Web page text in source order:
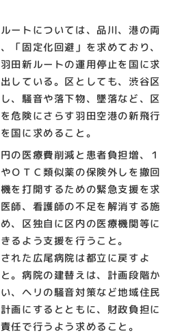
ートについては、品川、港の両
「固定化回避」を求めており、
田新ルートの運用停止を国に求
している。区としても、渋谷区
、騒音や落下物、墜落など、区
危険にさらす羽田空港の新飛行
国に求めること。
の医療費削減と患者負担増、１
ＯＴＣ類似薬の保険外しを撤回
を打開するための緊急支援を求
師、看護師の不足を解消する施
、区独自に区内の医療機関等に
るよう支援を行うこと。
れた広尾病院は都立に戻すよ
。病院の建替えは、計画段階か
、ヘリの騒音対策など地域住民
画にするとともに、財政負担に
任で行うよう求めること。